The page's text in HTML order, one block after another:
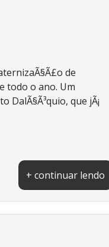
de
todo o ano. Um
DalÃ§Ã³quio, que jÃ¡
+ continuar lendo